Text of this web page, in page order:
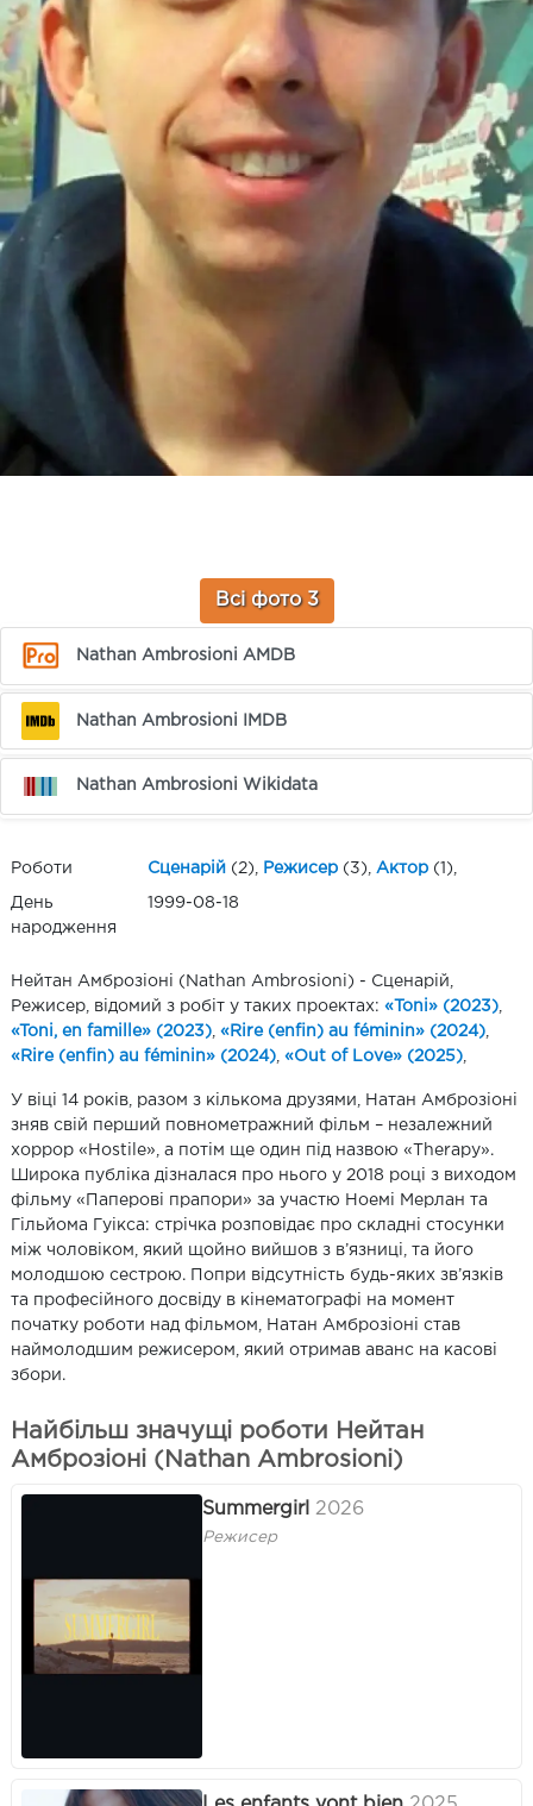
Всі фото 3
Nathan Ambrosioni AMDB
Nathan Ambrosioni IMDB
Nathan Ambrosioni Wikidata
Роботи Сценарій (2), Режисер (3), Актор (1),
День
народження
1999-08-18
Нейтан Амброзіоні (Nathan Ambrosioni) - Сценарій,
Режисер, відомий з робіт у таких проектах: «Toni» (2023)
«Toni, en famille» (2023) «Rire (enfin) au féminin» (2024)
«Rire (enfin) au féminin» (2024) «Out of Love» (2025)
У віці 14 років, разом з кількома друзями, Натан Амброзіоні
зняв свій перший повнометражний фільм – незалежний
хоррор «Hostile», а потім ще один під назвою «Therapy».
Широка публіка дізналася про нього у 2018 році з виходом
фільму «Паперові прапори» за участю Ноемі Мерлан та
Гільйома Гуікса: стрічка розповідає про складні стосунки
між чоловіком, який щойно вийшов з в’язниці, та його
молодшою сестрою. Попри відсутність будь-яких зв’язків
та професійного досвіду в кінематографі на момент
початку роботи над фільмом, Натан Амброзіоні став
наймолодшим режисером, який отримав аванс на касові
збори.
Найбільш значущі роботи Нейтан
Амброзіоні (Nathan Ambrosioni)
Summergirl 2026
Режисер